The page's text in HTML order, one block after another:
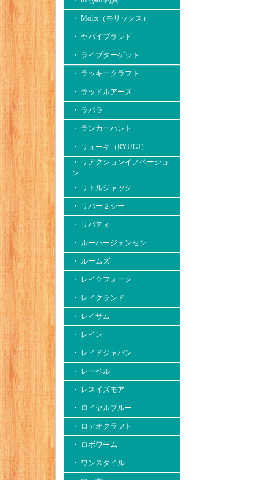
・ Molix（モリックス）
・ ヤバイブランド
・ ライブターゲット
・ ラッキークラフト
・ ラッドルアーズ
・ ラパラ
・ ランカーハント
・ リューギ（RYUGI）
・ リアクションイノベーショ
ン
・ リトルジャック
・ リバー２シー
・ リバティ
・ ルーハージェンセン
・ ルームズ
・ レイクフォーク
・ レイクランド
・ レイサム
・ レイン
・ レイドジャパン
・ レーベル
・ レスイズモア
・ ロイヤルブルー
・ ロデオクラフト
・ ロボワーム
・ ワンスタイル